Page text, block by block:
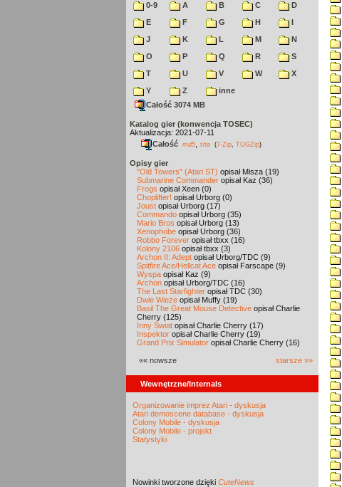
0-9 A B C
D
E
F G H
I
J
K L M
N
O
P Q R
S
T
U V W
X
Y
Z
inne
Całość 3074 MB
Katalog gier (konwencja TOSEC)
Aktualizacja: 2021-07-11
Całość md5 sha (7-Zip TUGZip)
Opisy gier
"Old Towers" (Atari ST) opisał Misza (19)
Submarine Commander opisał Kaz (36)
Frogs opisał Xeen (0)
Choplifter! opisał Urborg (0)
Joust opisał Urborg (17)
Commando opisał Urborg (35)
Mario Bros opisał Urborg (13)
Xenophobe opisał Urborg (36)
Robbo Forever opisał tbxx (16)
Kolony 2106 opisał tbxx (3)
Archon II: Adept opisał Urborg/TDC (9)
Spitfire Ace/Hellcat Ace opisał Farscape (9)
Wyspa opisał Kaz (9)
Archon opisał Urborg/TDC (16)
The Last Starfighter opisał TDC (30)
Dwie Wieże opisał Muffy (19)
Basil The Great Mouse Detective opisał Charlie
Cherry (125)
Inny Świat opisał Charlie Cherry (17)
Inspektor opisał Charlie Cherry (19)
Grand Prix Simulator opisał Charlie Cherry (16)
«« nowsze starsze »»
Wewnętrzne/Internals
Organizowanie imprez Atari - dyskusja
Atari demoscene database - dyskusja
Colony Mobile - dyskusja
Colony Mobile - projekt
Statystyki
Nowinki tworzone dzięki CuteNews